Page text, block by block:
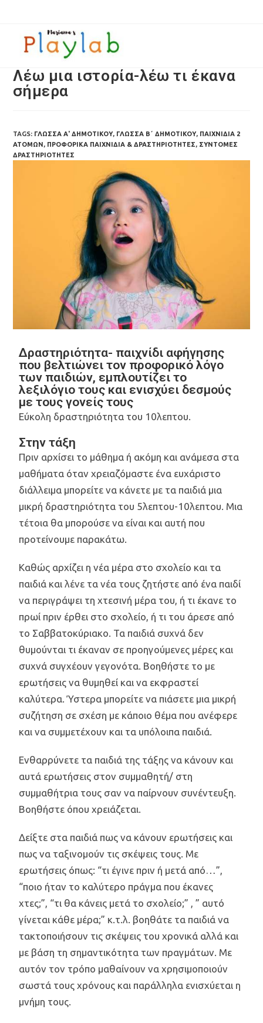
Λέω μια ιστορία-λέω τι έκανα
σήμερα
TAGS: ΓΛΏΣΣΑ Α' ΔΗΜΟΤΙΚΟΎ, ΓΛΏΣΣΑ Β΄ ΔΗΜΟΤΙΚΟΎ, ΠΑΙΧΝΊΔΙΑ 2
ΑΤΌΜΩΝ, ΠΡΟΦΟΡΙΚΆ ΠΑΙΧΝΊΔΙΑ & ΔΡΑΣΤΗΡΙΌΤΗΤΕΣ, ΣΎΝΤΟΜΕΣ
ΔΡΑΣΤΗΡΙΌΤΗΤΕΣ
Δραστηριότητα- παιχνίδι αφήγησης
που βελτιώνει τον προφορικό λόγο
των παιδιών, εμπλουτίζει το
λεξιλόγιο τους και ενισχύει δεσμούς
με τους γονείς τους
Εύκολη δραστηριότητα του 10λεπτου.
Στην τάξη
Πριν αρχίσει το μάθημα ή ακόμη και ανάμεσα στα
μαθήματα όταν χρειαζόμαστε ένα ευχάριστο
διάλλειμα μπορείτε να κάνετε με τα παιδιά μια
μικρή δραστηριότητα του 5λεπτου-10λεπτου. Μια
τέτοια θα μπορούσε να είναι και αυτή που
προτείνουμε παρακάτω.
Καθώς αρχίζει η νέα μέρα στο σχολείο και τα
παιδιά και λένε τα νέα τους ζητήστε από ένα παιδί
να περιγράψει τη χτεσινή μέρα του, ή τι έκανε το
πρωί πριν έρθει στο σχολείο, ή τι του άρεσε από
το Σαββατοκύριακο. Τα παιδιά συχνά δεν
θυμούνται τι έκαναν σε προηγούμενες μέρες και
συχνά συγχέουν γεγονότα. Βοηθήστε το με
ερωτήσεις να θυμηθεί και να εκφραστεί
καλύτερα. Ύστερα μπορείτε να πιάσετε μια μικρή
συζήτηση σε σχέση με κάποιο θέμα που ανέφερε
και να συμμετέχουν και τα υπόλοιπα παιδιά.
Ενθαρρύνετε τα παιδιά της τάξης να κάνουν και
αυτά ερωτήσεις στον συμμαθητή/ στη
συμμαθήτρια τους σαν να παίρνουν συνέντευξη.
Βοηθήστε όπου χρειάζεται.
Δείξτε στα παιδιά πως να κάνουν ερωτήσεις και
πως να ταξινομούν τις σκέψεις τους. Με
ερωτήσεις όπως: “τι έγινε πριν ή μετά από…”,
“ποιο ήταν το καλύτερο πράγμα που έκανες
χτες;”, “τι θα κάνεις μετά το σχολείο;” , ” αυτό
γίνεται κάθε μέρα;” κ.τ.λ. βοηθάτε τα παιδιά να
τακτοποιήσουν τις σκέψεις του χρονικά αλλά και
με βάση τη σημαντικότητα των πραγμάτων. Με
αυτόν τον τρόπο μαθαίνουν να χρησιμοποιούν
σωστά τους χρόνους και παράλληλα ενισχύεται η
μνήμη τους.